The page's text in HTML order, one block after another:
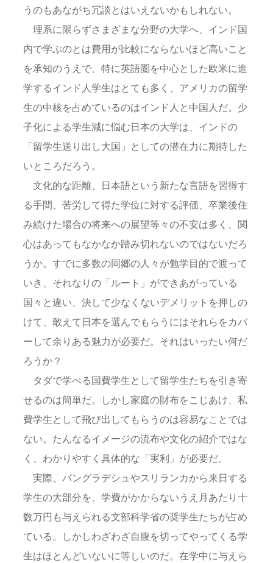
うのもあながち冗談とはいえないかもしれない。
理系に限らずさまざまな分野の大学へ、インド国
内で学ぶのとは費用が比較にならないほど高いこと
を承知のうえで、特に英語圏を中心とした欧米に進
学するインド人学生はとても多く、アメリカの留学
生の中核を占めているのはインド人と中国人だ。少
子化による学生減に悩む日本の大学は、インドの
「留学生送り出し大国」としての潜在力に期待した
いところだろう。
文化的な距離、日本語という新たな言語を習得す
る手間、苦労して得た学位に対する評価、卒業後住
み続けた場合の将来への展望等々の不安は多く、関
心はあってもなかなか踏み切れないのではないだろ
うか。すでに多数の同郷の人々が勉学目的で渡って
いき、それなりの「ルート」ができあがっている
国々と違い、決して少なくないデメリットを押しの
けて、敢えて日本を選んでもらうにはそれらをカバ
ーして余りある魅力が必要だ。それはいったい何だ
ろうか？
タダで学べる国費学生として留学生たちを引き寄
せるのは簡単だ。しかし家庭の財布をこじあけ、私
費学生として飛び出してもらうのは容易なことでは
ない。たんなるイメージの流布や文化の紹介ではな
く、わかりやすく具体的な「実利」が必要だ。
実際、バングラデシュやスリランカから来日する
学生の大部分を、学費がかからないうえ月あたり十
数万円も与えられる文部科学省の奨学生たちが占め
ている。しかしわざわざ自腹を切ってやってくる学
生はほとんどいないに等しいのだ。在学中に与えら